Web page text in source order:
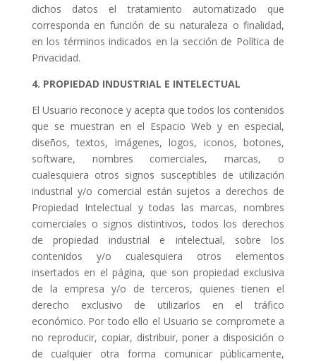
dichos datos el tratamiento automatizado que
corresponda en función de su naturaleza o finalidad,
en los términos indicados en la sección de Política de
Privacidad.
4. PROPIEDAD INDUSTRIAL E INTELECTUAL
El Usuario reconoce y acepta que todos los contenidos
que se muestran en el Espacio Web y en especial,
diseños, textos, imágenes, logos, iconos, botones,
software, nombres comerciales, marcas, o
cualesquiera otros signos susceptibles de utilización
industrial y/o comercial están sujetos a derechos de
Propiedad Intelectual y todas las marcas, nombres
comerciales o signos distintivos, todos los derechos
de propiedad industrial e intelectual, sobre los
contenidos y/o cualesquiera otros elementos
insertados en el página, que son propiedad exclusiva
de la empresa y/o de terceros, quienes tienen el
derecho exclusivo de utilizarlos en el tráfico
económico. Por todo ello el Usuario se compromete a
no reproducir, copiar, distribuir, poner a disposición o
de cualquier otra forma comunicar públicamente,